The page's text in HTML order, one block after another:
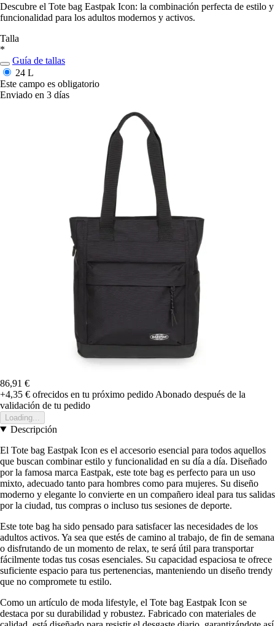
Descubre el Tote bag Eastpak Icon: la combinación perfecta de estilo y
funcionalidad para los adultos modernos y activos.
Talla
*
Guía de tallas
24 L
Este campo es obligatorio
Enviado en 3 días
86,91 €
+4,35 € ofrecidos en tu próximo pedido Abonado después de la
validación de tu pedido
Loading...
Descripción
El Tote bag Eastpak Icon es el accesorio esencial para todos aquellos
que buscan combinar estilo y funcionalidad en su día a día. Diseñado
por la famosa marca Eastpak, este tote bag es perfecto para un uso
mixto, adecuado tanto para hombres como para mujeres. Su diseño
moderno y elegante lo convierte en un compañero ideal para tus salidas
por la ciudad, tus compras o incluso tus sesiones de deporte.
Este tote bag ha sido pensado para satisfacer las necesidades de los
adultos activos. Ya sea que estés de camino al trabajo, de fin de semana
o disfrutando de un momento de relax, te será útil para transportar
fácilmente todas tus cosas esenciales. Su capacidad espaciosa te ofrece
suficiente espacio para tus pertenencias, manteniendo un diseño trendy
que no compromete tu estilo.
Como un artículo de moda lifestyle, el Tote bag Eastpak Icon se
destaca por su durabilidad y robustez. Fabricado con materiales de